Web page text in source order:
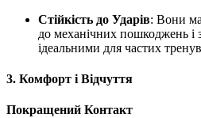
Стійкість до Ударів: Вони
до механічних пошкоджень і
ідеальними для частих
3. Комфорт і Відчуття
Покращений Контакт